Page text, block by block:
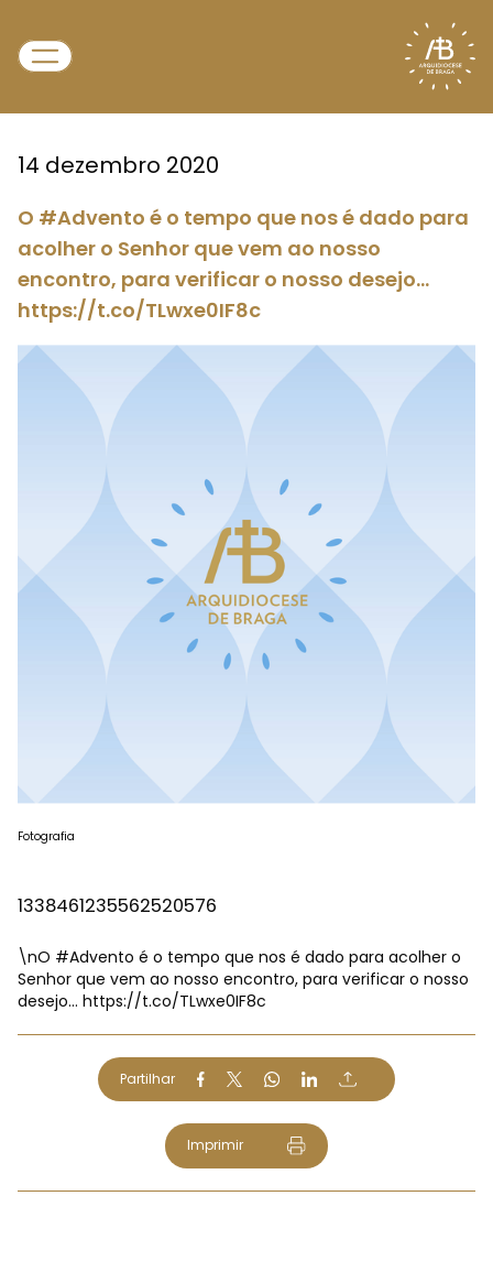
14 dezembro 2020
O #Advento é o tempo que nos é dado para
acolher o Senhor que vem ao nosso
encontro, para verificar o nosso desejo…
https://t.co/TLwxe0IF8c
Fotografia
1338461235562520576
\nO #Advento é o tempo que nos é dado para acolher o
Senhor que vem ao nosso encontro, para verificar o nosso
desejo… https://t.co/TLwxe0IF8c
Partilhar
Imprimir